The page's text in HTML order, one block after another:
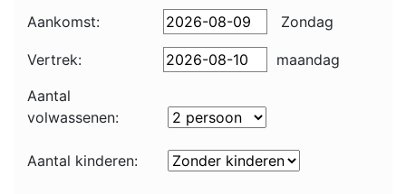
Aankomst: Zondag
Vertrek:
maandag
Aantal
volwassenen:
Aantal kinderen: